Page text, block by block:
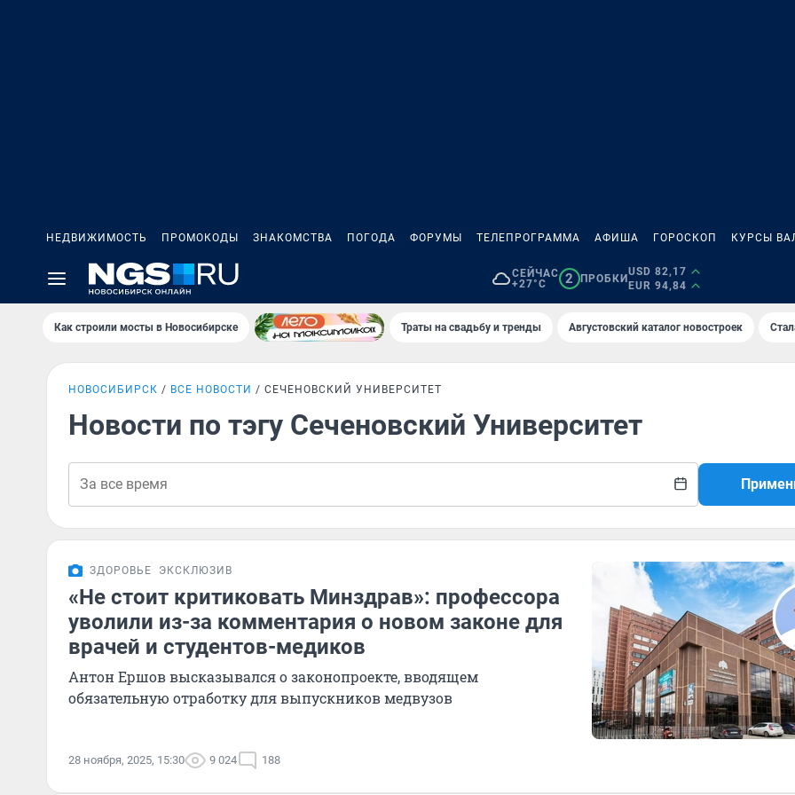
НЕДВИЖИМОСТЬ ПРОМОКОДЫ ЗНАКОМСТВА ПОГОДА ФОРУМЫ ТЕЛЕПРОГРАММА АФИША ГОРОСКОП КУРСЫ
СЕЙЧАС
+27°C
2 ПРОБКИ
USD 82,17
EUR 94,84
Как строили мосты в Новосибирске Траты на свадьбу и тренды Августовский каталог новостроек
НОВОСИБИРСК ВСЕ НОВОСТИ СЕЧЕНОВСКИЙ УНИВЕРСИТЕТ
Новости по тэгу Сеченовский Университет
ЗДОРОВЬЕ ЭКСКЛЮЗИВ
«Не стоит критиковать Минздрав»: профессора
уволили из-за комментария о новом законе для
врачей и студентов-медиков
Антон Ершов высказывался о законопроекте, вводящем
обязательную отработку для выпускников медвузов
28 ноября, 2025, 15:30 9 024 188